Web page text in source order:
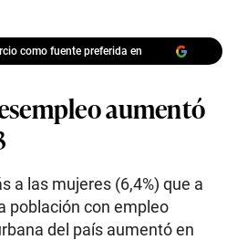
como fuente preferida en
aumentó
a las mujeres (6,4%) que a
población con empleo
del país aumentó en